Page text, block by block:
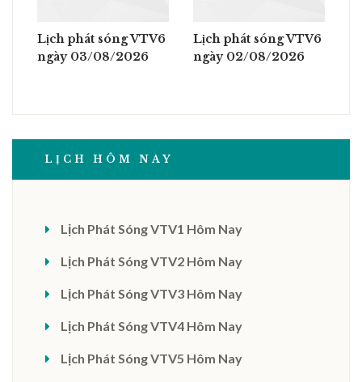
Lịch phát sóng VTV6
ngày 03/08/2026
Lịch phát sóng VTV6
ngày 02/08/2026
LỊCH HÔM NAY
Lịch Phát Sóng VTV1 Hôm Nay
Lịch Phát Sóng VTV2 Hôm Nay
Lịch Phát Sóng VTV3 Hôm Nay
Lịch Phát Sóng VTV4 Hôm Nay
Lịch Phát Sóng VTV5 Hôm Nay